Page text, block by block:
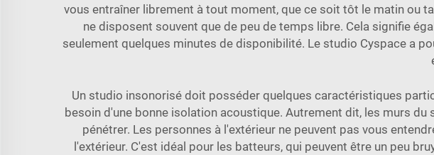
vous entraîner librement à tout moment, que ce soit tôt le matin ou
ne disposent souvent que de peu de temps libre. Cela signifie
seulement quelques minutes de disponibilité. Le studio Cyspace a
Un studio insonorisé doit posséder quelques caractéristiques
besoin d'une bonne isolation acoustique. Autrement dit, les murs
pénétrer. Les personnes à l'extérieur ne peuvent pas vous
l'extérieur. C'est idéal pour les batteurs, qui peuvent être un peu